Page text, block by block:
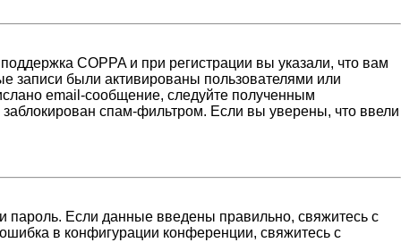
COPPA и при регистрации вы указали, что вам
записи были активированы пользователями или
email-сообщение, следуйте полученным
спам-фильтром. Если вы уверены, что ввели
пароль. Если данные введены правильно, свяжитесь с
в конфигурации конференции, свяжитесь с